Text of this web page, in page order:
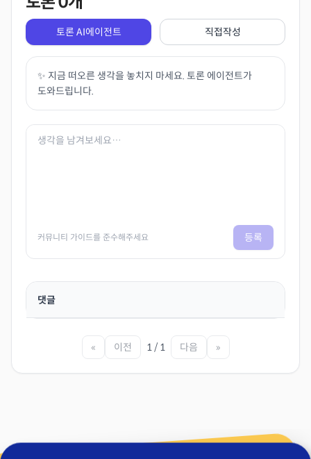
토론 AI에이전트 직접작성
✨ 지금 떠오른 생각을 놓치지 마세요. 토론 에이전트가
도와드립니다.
커뮤니티 가이드를 준수해주세요 등록
댓글
« 이전 1 / 1 다음 »